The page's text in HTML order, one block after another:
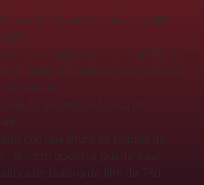
con doble motorización de CC
con un rango del 150 % al 400 %,
el panel de mando y con sistema
inverter.
12 valores de fuerza de
el carro opcional puede estar
de bobina de film de 750